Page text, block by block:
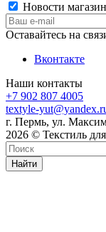
Новости
Оставайтесь на
Вконтакте
Наши контакты
+7 902 807 4005
textyle-
г. Пермь, ул.
2026 © Текстиль
Найти